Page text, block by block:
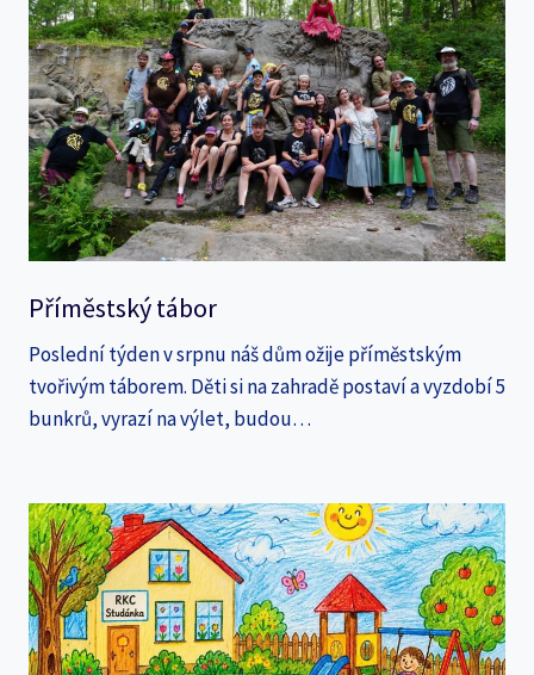
Příměstský tábor
Poslední týden v srpnu náš dům ožije příměstským
tvořivým táborem. Děti si na zahradě postaví a vyzdobí 5
bunkrů, vyrazí na výlet, budou…